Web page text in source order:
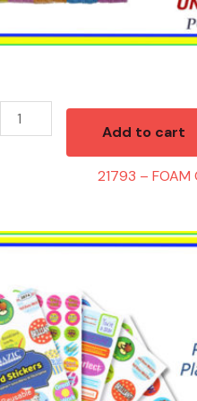
Add to cart
21793 – FOAM
22882
LIBRO
REWARD
120
STICKERS
quantity